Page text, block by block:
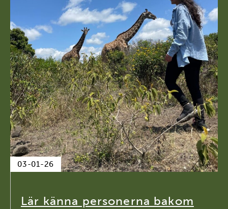
03-01-26
Lär känna personerna bakom